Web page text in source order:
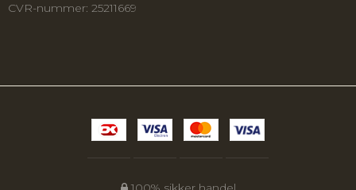
CVR-nummer: 25211669